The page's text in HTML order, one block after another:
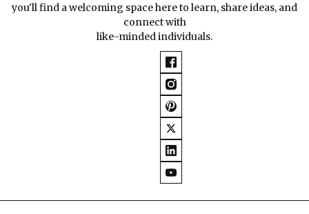
you'll find a welcoming space here to learn, share ideas, and
connect with
like-minded individuals.